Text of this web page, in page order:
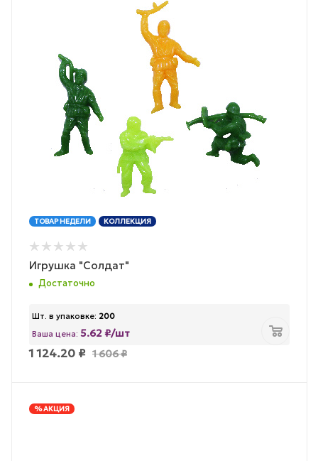
ТОВАР НЕДЕЛИ КОЛЛЕКЦИЯ
Игрушка "Солдат"
Достаточно
Шт. в упаковке: 200
Ваша цена: 5.62 ₽/шт
1 124.20 ₽ 1 606₽
% АКЦИЯ